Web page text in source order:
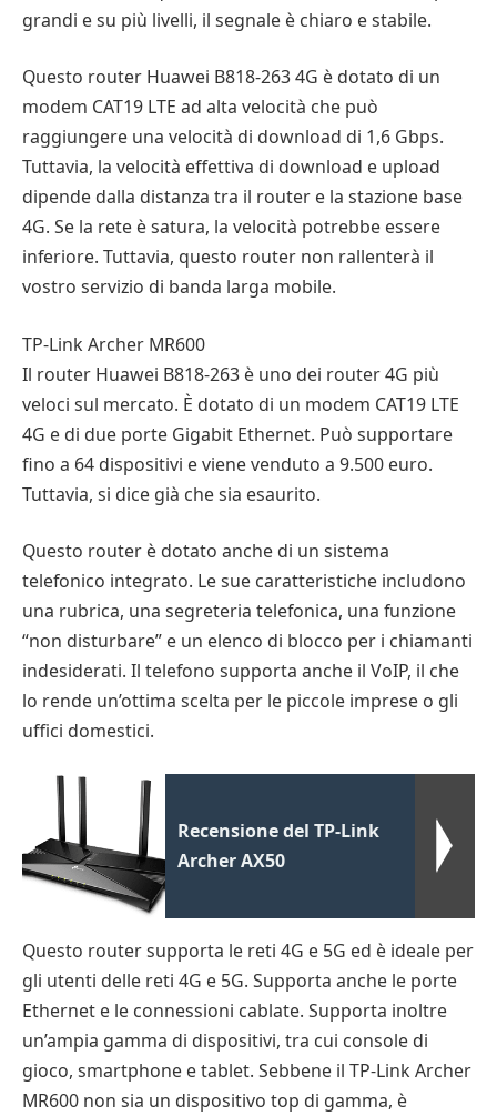
grandi e su più livelli, il segnale è chiaro e stabile.
Questo router Huawei B818-263 4G è dotato di un
modem CAT19 LTE ad alta velocità che può
raggiungere una velocità di download di 1,6 Gbps.
Tuttavia, la velocità effettiva di download e upload
dipende dalla distanza tra il router e la stazione base
4G. Se la rete è satura, la velocità potrebbe essere
inferiore. Tuttavia, questo router non rallenterà il
vostro servizio di banda larga mobile.
TP-Link Archer MR600
Il router Huawei B818-263 è uno dei router 4G più
veloci sul mercato. È dotato di un modem CAT19 LTE
4G e di due porte Gigabit Ethernet. Può supportare
fino a 64 dispositivi e viene venduto a 9.500 euro.
Tuttavia, si dice già che sia esaurito.
Questo router è dotato anche di un sistema
telefonico integrato. Le sue caratteristiche includono
una rubrica, una segreteria telefonica, una funzione
“non disturbare” e un elenco di blocco per i chiamanti
indesiderati. Il telefono supporta anche il VoIP, il che
lo rende un’ottima scelta per le piccole imprese o gli
uffici domestici.
Recensione del TP-Link
Archer AX50
Questo router supporta le reti 4G e 5G ed è ideale per
gli utenti delle reti 4G e 5G. Supporta anche le porte
Ethernet e le connessioni cablate. Supporta inoltre
un’ampia gamma di dispositivi, tra cui console di
gioco, smartphone e tablet. Sebbene il TP-Link Archer
MR600 non sia un dispositivo top di gamma, è